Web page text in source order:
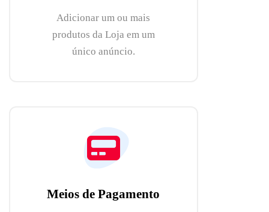
Adicionar um ou mais
produtos da Loja em um
único anúncio.
Meios de Pagamento